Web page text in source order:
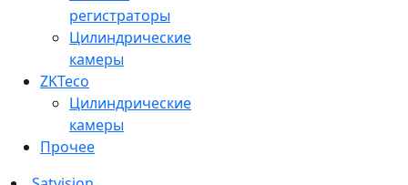
регистраторы
Цилиндрические
камеры
ZKTeco
Цилиндрические
камеры
Прочее